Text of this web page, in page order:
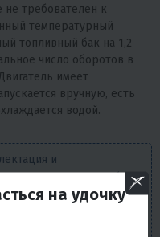
не требователен к
температурный
топливный бак на 1,2
число оборотов в
имеет
вручную, есть
водой.
и
производителем без
Описание носит
и не может
на удочку